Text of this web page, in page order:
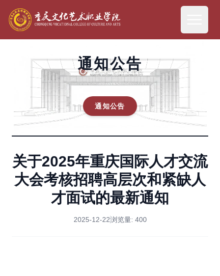
通知公告
通知公告
关于2025年重庆国际人才交流
大会考核招聘高层次和紧缺人
才面试的最新通知
2025-12-22浏览量: 400